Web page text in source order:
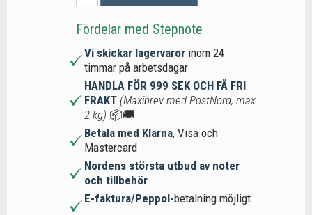
Fördelar med Stepnote
Vi skickar lagervaror inom 24
timmar på arbetsdagar
HANDLA FÖR 999 SEK OCH FÅ FRI
FRAKT (Maxibrev med PostNord, max
2 kg) 📦🚚
Betala med Klarna, Visa och
Mastercard
Nordens största utbud av noter
och tillbehör
E-faktura/Peppol-betalning möjligt